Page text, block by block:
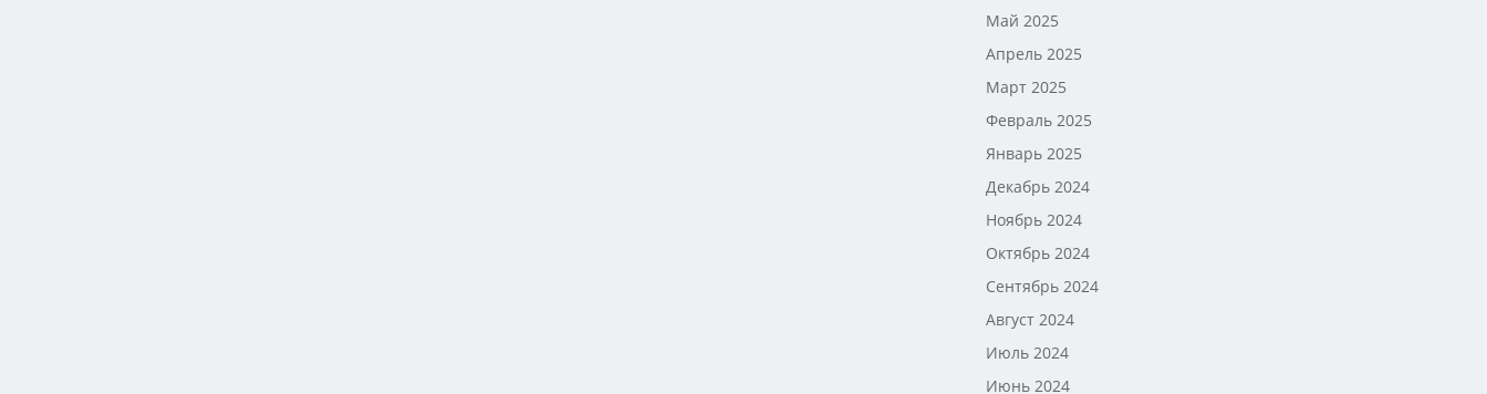
Май 2025
Апрель 2025
Март 2025
Февраль 2025
Январь 2025
Декабрь 2024
Ноябрь 2024
Октябрь 2024
Сентябрь 2024
Август 2024
Июль 2024
Июнь 2024